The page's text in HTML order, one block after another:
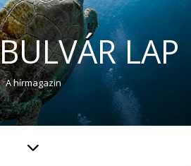
LAP
A hírmagazin